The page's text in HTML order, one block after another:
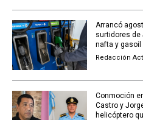
Arrancó
surtidores de
nafta y gasoil
Redacción
Conmoción
Castro y
helicóptero